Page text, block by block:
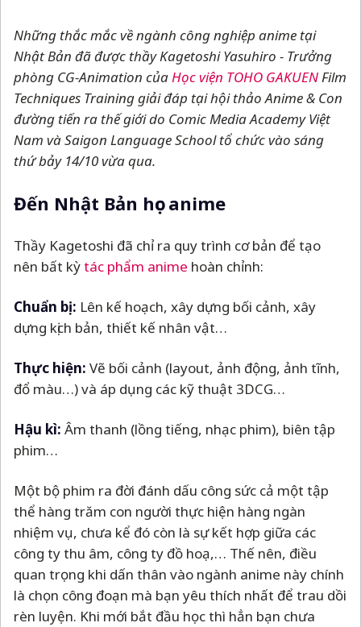
Những thắc mắc về ngành công nghiệp anime tại
Nhật Bản đã được thầy Kagetoshi Yasuhiro - Trưởng
phòng CG-Animation củaHọc viện TOHO GAKUENFilm
Techniques Training giải đáp tại hội thảo Anime & Con
đường tiến ra thế giới do Comic Media Academy Việt
Nam và Saigon Language School tổ chức vào sáng
thứ bảy 14/10 vừa qua.
Đến Nhật Bản học anime
Thầy Kagetoshi đã chỉ ra quy trình cơ bản để tạo
nên bất kỳtác phẩm anime hoàn chỉnh:
Chuẩn bị: Lên kế hoạch, xây dựng bối cảnh, xây
dựng kịch bản, thiết kế nhân vật…
Thực hiện: Vẽ bối cảnh (layout, ảnh động, ảnh tĩnh,
đổ màu…) và áp dụng các kỹ thuật 3DCG…
Hậu kì: Âm thanh (lồng tiếng, nhạc phim), biên tập
phim…
Một bộ phim ra đời đánh dấu công sức cả một tập
thể hàng trăm con người thực hiện hàng ngàn
nhiệm vụ, chưa kể đó còn là sự kết hợp giữa các
công ty thu âm, công ty đồ hoạ,… Thế nên, điều
quan trọng khi dấn thân vào ngành anime này chính
là chọn công đoạn mà bạn yêu thích nhất để trau dồi
rèn luyện. Khi mới bắt đầu học thì hẳn bạn chưa